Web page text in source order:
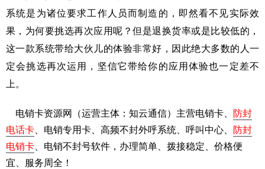
系统是为诸位要求工作人员而制造的，即然看不见实际效
果，为何要挑选再次应用呢？但是退换货率或是比较低的，
这一款系统带给大伙儿的体验非常好，因此绝大多数的人一
定会挑选再次运用，坚信它带给你的应用体验也一定差不
上。
电销卡资源网（运营主体：知云通信）主营电销卡、
防封
电话卡 、电销专用卡、高频不封外呼系统、呼叫中心、
防封
电销卡 、电销不封号软件，办理简单、拨接稳定、价格便
宜、服务周全！